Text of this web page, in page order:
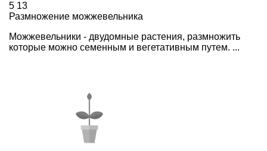
5 13
Размножение можжевельника
Можжевельники - двудомные растения, размножить
которые можно семенным и вегетативным путем. ...